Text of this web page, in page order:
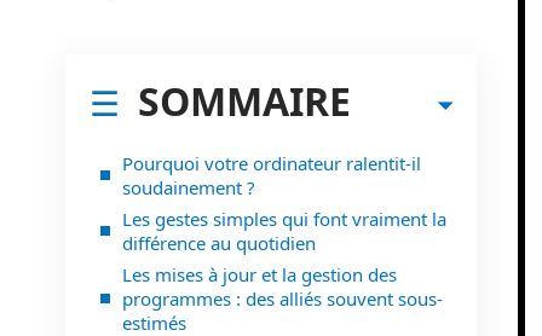
SOMMAIRE
Pourquoi votre ordinateur ralentit-il
soudainement ?
Les gestes simples qui font vraiment la
différence au quotidien
Les mises à jour et la gestion des
programmes : des alliés souvent sous-
estimés